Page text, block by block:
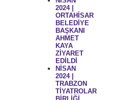
2024 |
ORTAHİSAR
BELEDİYE
BAŞKANI
AHMET
KAYA
ZİYARET
EDİLDİ
NİSAN
2024 |
TRABZON
TİYATROLAR